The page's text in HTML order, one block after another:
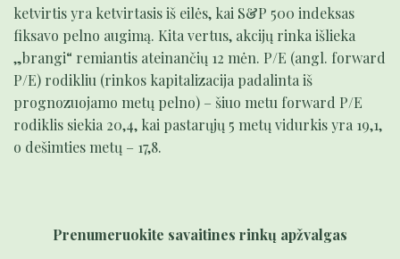
ketvirtis yra ketvirtasis iš eilės, kai S&P 500 indeksas
fiksavo pelno augimą. Kita vertus, akcijų rinka išlieka
„brangi“ remiantis ateinančių 12 mėn. P/E (angl. forward
P/E) rodikliu (rinkos kapitalizacija padalinta iš
prognozuojamo metų pelno) – šiuo metu forward P/E
rodiklis siekia 20,4, kai pastarųjų 5 metų vidurkis yra 19,1,
o dešimties metų – 17,8.
Prenumeruokite savaitines rinkų apžvalgas